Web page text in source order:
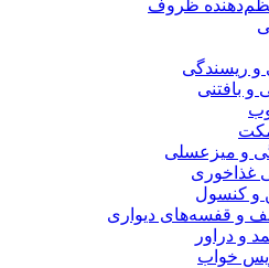
ظروف
ریسندگی
و بافتنی
و میزعسلی
غذاخوری
و کنسول
و قفسه‌های دیواری
و دراور
خواب